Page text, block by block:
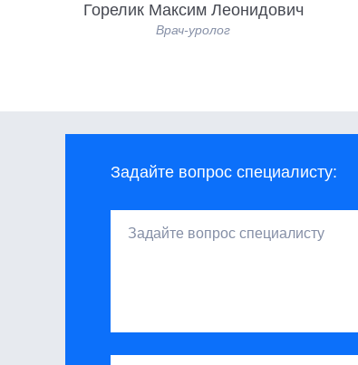
Горелик Максим Леонидович
Врач-уролог
Задайте вопрос специалисту: